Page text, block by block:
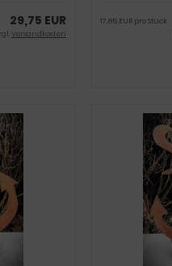
29,75 EUR
Versandkosten
17,85 EUR pro Stück